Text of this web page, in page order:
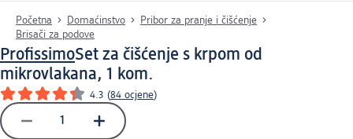
Početna Domaćinstvo
Pribor za pranje i čišćenje
Brisači za podove
ProfissimoSet za čišćenje s krpom od
mikrovlakana, 1 kom.
4.3 (84 ocjene)